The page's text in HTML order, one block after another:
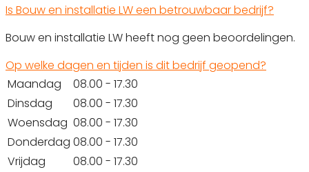
Is Bouw en installatie LW een betrouwbaar bedrijf?
Bouw en installatie LW heeft nog geen beoordelingen.
Op welke dagen en tijden is dit bedrijf geopend?
Maandag
08.00 - 17.30
Dinsdag
08.00 - 17.30
Woensdag 08.00 - 17.30
Donderdag 08.00 - 17.30
Vrijdag
08.00 - 17.30